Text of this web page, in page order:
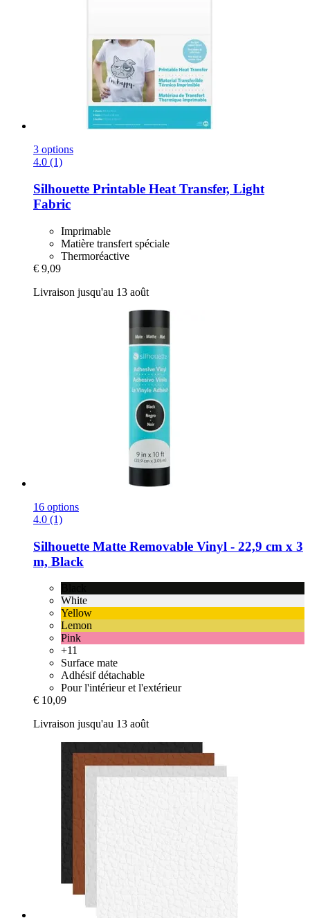
3 options
4.0 (1)
Silhouette Printable Heat Transfer, Light
Fabric
Imprimable
Matière transfert spéciale
Thermoréactive
€ 9,09
Livraison jusqu'au 13 août
16 options
4.0 (1)
Silhouette Matte Removable Vinyl -​ 22,9 cm x 3
m, Black
White
Yellow
Lemon
Pink
+11
Surface mate
Adhésif détachable
Pour l'intérieur et l'extérieur
€ 10,09
Livraison jusqu'au 13 août